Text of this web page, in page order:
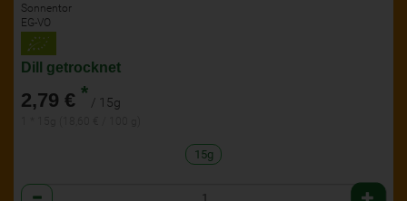
Sonnentor
EG-VO
Dill getrocknet
2,79 € * / 15g
15g
Anzahl